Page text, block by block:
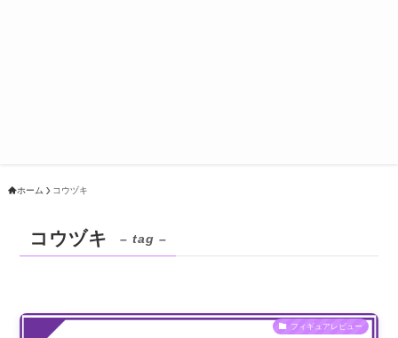
ホーム コウヅキ
コウヅキ – tag –
フィギュアレビュー